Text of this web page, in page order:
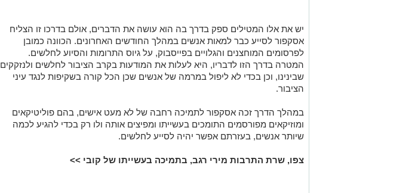
יש את אלו המטילים ספק בדרך בה הוא עושה את הדברים, אולם בדרכו זו הצליח
אסקפור לסייע כבר למאות אנשים במהלך החודשים האחרונים. הכוונה כמובן
לפרסומים המוחצנים והגלויים בפייסבוק, על גיוס התרומות והסיוע לחלשים.
המטרה בדרך הזו לדבריו, היא לעלות את המודעות בקרב הציבור לחלשים ולנזקקים
שבינינו, וכן בכדי לא ליפול במרמה של אנשים שכן הכל קורה בשקיפות לנגד עיני
הציבור.
במהלך הדרך זכה אסקפור לתמיכה רחבה של לא מעט אישים, בהם פוליטיקאים
ומוזיקאים מפורסמים התומכים בעשייתו ומפיצים אותה ולו רק בכדי להגיע לכמה
שיותר אנשים, בעזרתם אפשר יהיה לסייע לחלשים.
צפו, שרת התרבות מירי רגב, בתמיכה בעשייתו של קובי >>